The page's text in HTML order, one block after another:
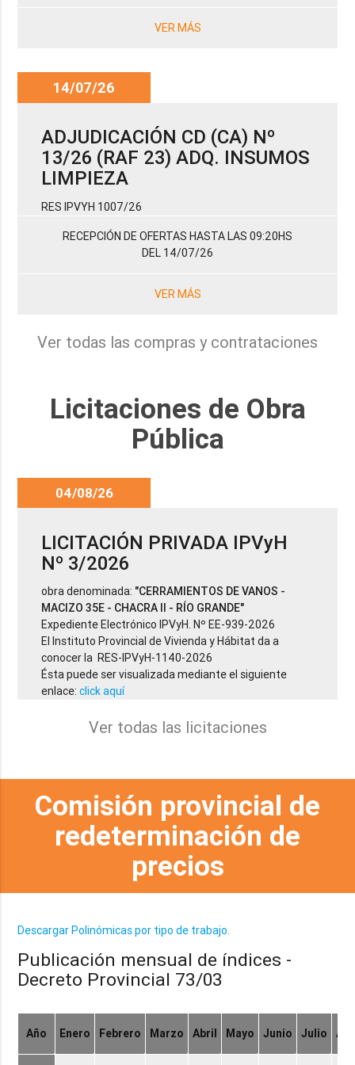
VER MÁS
14/07/26
ADJUDICACIÓN CD (CA) Nº
13/26 (RAF 23) ADQ. INSUMOS
LIMPIEZA
RES IPVYH 1007/26
RECEPCIÓN DE OFERTAS HASTA LAS 09:20HS
DEL 14/07/26
VER MÁS
Ver todas las compras y contrataciones
Licitaciones de Obra
Pública
04/08/26
LICITACIÓN PRIVADA IPVyH
Nº 3/2026
obra denominada: "CERRAMIENTOS DE VANOS -
MACIZO 35E - CHACRA II - RÍO GRANDE"
Expediente Electrónico IPVyH. Nº EE-939-2026
El Instituto Provincial de Vivienda y Hábitat da a
conocer la RES-IPVyH-1140-2026
Ésta puede ser visualizada mediante el siguiente
enlace:click aquí
Ver todas las licitaciones
Comisión provincial de
redeterminación de
precios
Descargar Polinómicas por tipo de trabajo.
Publicación mensual de índices -
Decreto Provincial 73/03
Año Enero Febrero Marzo Abril Mayo Junio Julio